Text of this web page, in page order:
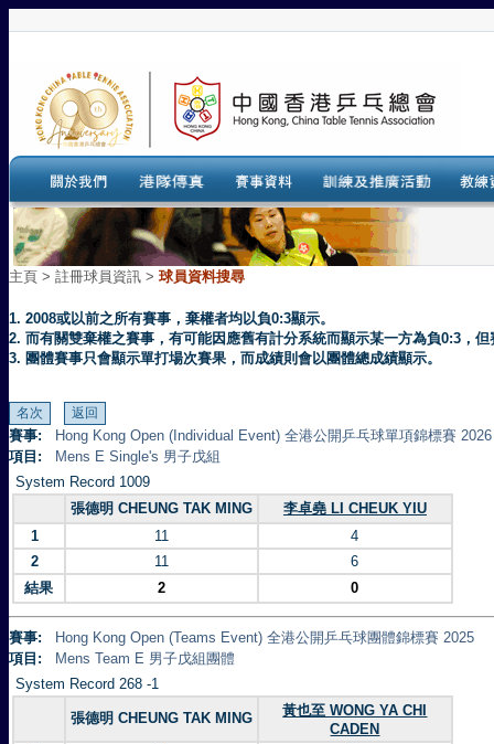
主頁 > 註冊球員資訊 > 球員資料搜尋
1. 2008或以前之所有賽事，棄權者均以負0:3顯示。
2. 而有關雙棄權之賽事，有可能因應舊有計分系統而顯示某一方為負0:3，
3. 團體賽事只會顯示單打場次賽果，而成績則會以團體總成績顯示。
賽事:
Hong Kong Open (Individual Event) 全港公開乒乓球單項錦標賽 2026
項目:
Mens E Single's 男子戊組
System Record 1009
張德明 CHEUNG TAK MING
李卓堯 LI CHEUK YIU
1
11
4
2
11
6
結果
2 0
賽事:
Hong Kong Open (Teams Event) 全港公開乒乓球團體錦標賽 2025
項目:
Mens Team E 男子戊組團體
System Record 268 -1
張德明 CHEUNG TAK MING
黃也至 WONG YA CHI
CADEN